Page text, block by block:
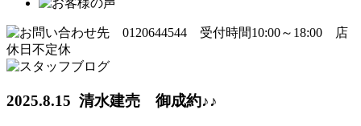
2025.8.15 清水建売 御成約♪♪